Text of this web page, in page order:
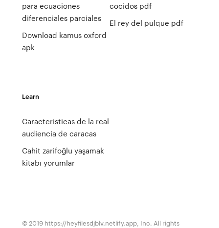
para ecuaciones
diferenciales parciales
Download kamus oxford
apk
cocidos pdf
El rey del pulque pdf
Learn
Caracteristicas de la real
audiencia de caracas
Cahit zarifoğlu yaşamak
kitabı yorumlar
© 2019 https://heyfilesdjblv.netlify.app, Inc. All rights